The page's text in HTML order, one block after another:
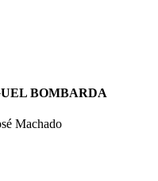
BOMBARDA
Machado